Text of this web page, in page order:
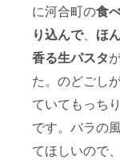
に河合町の食
り込んで、 ほ
香る生パスタ
た。のどごし
ていてもっち
です。バラの
てほしいので